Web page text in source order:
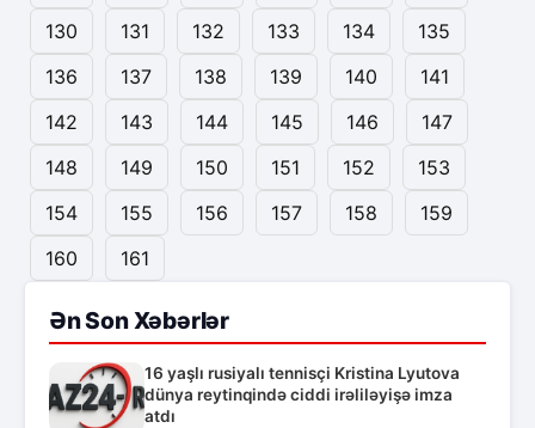
130
131 132 133 134
135
136
137 138 139 140
141
142
143 144 145 146
147
148
149 150 151 152
153
154
155 156 157 158
159
160
161
Ən Son Xəbərlər
16 yaşlı rusiyalı tennisçi Kristina Lyutova
dünya reytinqində ciddi irəliləyişə imza
atdı